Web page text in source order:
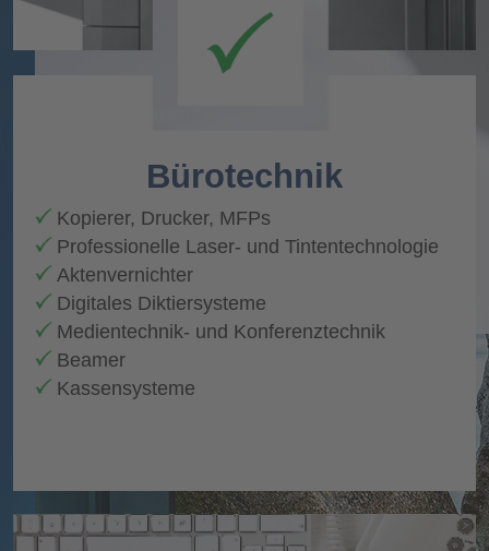
Bürotechnik
Kopierer, Drucker, MFPs
Professionelle Laser- und Tintentechnologie
Aktenvernichter
Digitales Diktiersysteme
Medientechnik- und Konferenztechnik
Beamer
Kassensysteme